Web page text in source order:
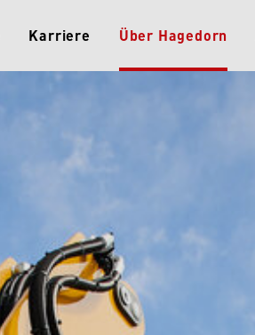
Karriere Über Hagedorn